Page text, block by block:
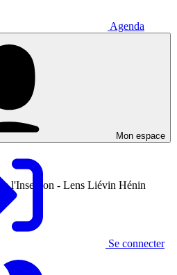
Agenda
Mon espace
Se connecter
l'Insertion - Lens Liévin Hénin